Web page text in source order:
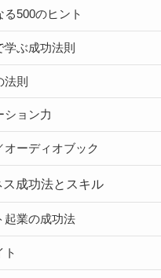
る500のヒント
ぶ成功法則
法則
ション力
オーディオブック
成功法とスキル
起業の成功法
ト